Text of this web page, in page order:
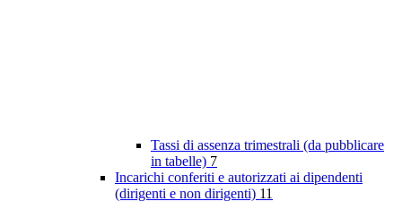
Tassi di assenza trimestrali (da pubblicare
in tabelle) 7
Incarichi conferiti e autorizzati ai dipendenti
(dirigenti e non dirigenti) 11